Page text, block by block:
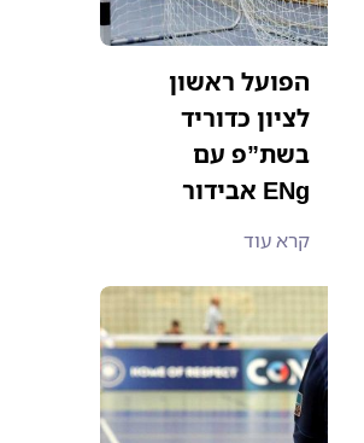
הפועל ראשון
לציון כדוריד
בשת”פ עם
אבידור ENg
קרא עוד